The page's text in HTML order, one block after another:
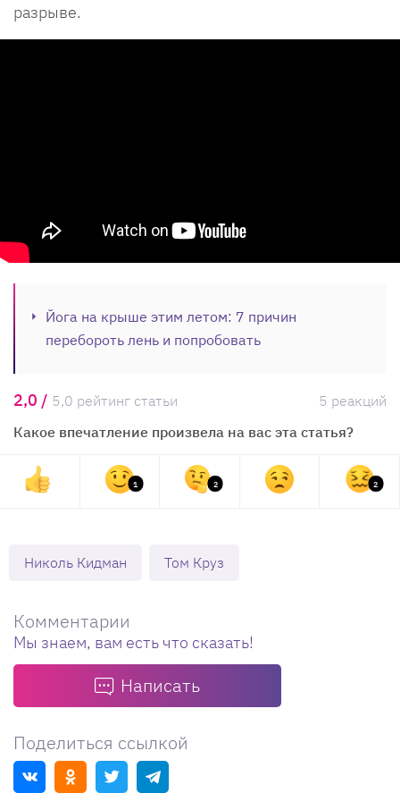
разрыве.
Йога на крыше этим летом: 7 причин
перебороть лень и попробовать
2,0 / 5,0 рейтинг статьи
5 реакций
Какое впечатление произвела на вас эта статья?
1 2 2
Николь Кидман Том Круз
Комментарии
Мы знаем, вам есть что сказать!
Написать
Поделиться ссылкой